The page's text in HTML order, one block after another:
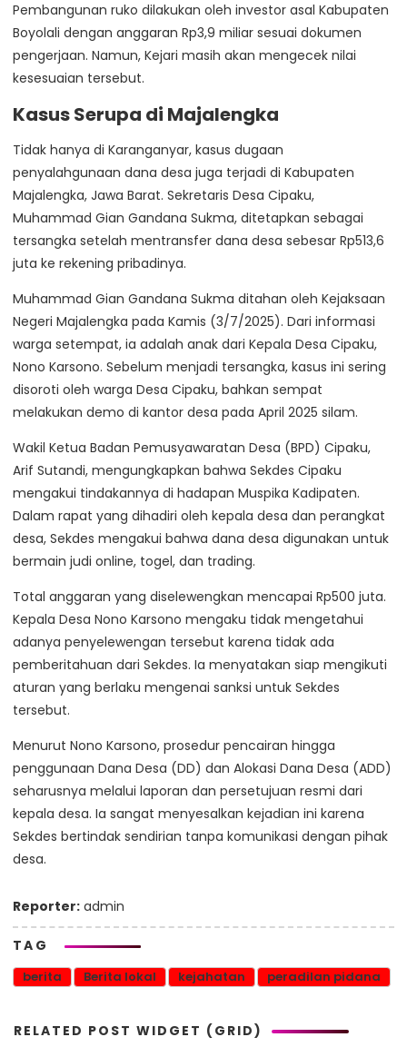
Pembangunan ruko dilakukan oleh investor asal Kabupaten
Boyolali dengan anggaran Rp3,9 miliar sesuai dokumen
pengerjaan. Namun, Kejari masih akan mengecek nilai
kesesuaian tersebut.
Kasus Serupa di Majalengka
Tidak hanya di Karanganyar, kasus dugaan
penyalahgunaan dana desa juga terjadi di Kabupaten
Majalengka, Jawa Barat. Sekretaris Desa Cipaku,
Muhammad Gian Gandana Sukma, ditetapkan sebagai
tersangka setelah mentransfer dana desa sebesar Rp513,6
juta ke rekening pribadinya.
Muhammad Gian Gandana Sukma ditahan oleh Kejaksaan
Negeri Majalengka pada Kamis (3/7/2025). Dari informasi
warga setempat, ia adalah anak dari Kepala Desa Cipaku,
Nono Karsono. Sebelum menjadi tersangka, kasus ini sering
disoroti oleh warga Desa Cipaku, bahkan sempat
melakukan demo di kantor desa pada April 2025 silam.
Wakil Ketua Badan Pemusyawaratan Desa (BPD) Cipaku,
Arif Sutandi, mengungkapkan bahwa Sekdes Cipaku
mengakui tindakannya di hadapan Muspika Kadipaten.
Dalam rapat yang dihadiri oleh kepala desa dan perangkat
desa, Sekdes mengakui bahwa dana desa digunakan untuk
bermain judi online, togel, dan trading.
Total anggaran yang diselewengkan mencapai Rp500 juta.
Kepala Desa Nono Karsono mengaku tidak mengetahui
adanya penyelewengan tersebut karena tidak ada
pemberitahuan dari Sekdes. Ia menyatakan siap mengikuti
aturan yang berlaku mengenai sanksi untuk Sekdes
tersebut.
Menurut Nono Karsono, prosedur pencairan hingga
penggunaan Dana Desa (DD) dan Alokasi Dana Desa (ADD)
seharusnya melalui laporan dan persetujuan resmi dari
kepala desa. Ia sangat menyesalkan kejadian ini karena
Sekdes bertindak sendirian tanpa komunikasi dengan pihak
desa.
Reporter: admin
TAG
berita Berita lokal kejahatan peradilan pidana
RELATED POST WIDGET (GRID)